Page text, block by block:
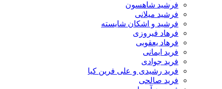
فرشید شاهسون
فرشید میلانی
فرشید و اشکان شایسته
فرهاد فیروزی
فرهاد یعقوبی
فرید ایمانی
فرید جوادی
فرید رشیدی و علی فرین کیا
فرید صالحی